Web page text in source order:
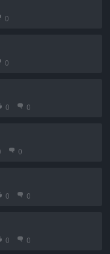
0
0
0 0
0
0 0
0 0